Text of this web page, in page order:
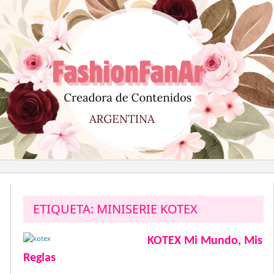
al
contenido
ETIQUETA: MINISERIE KOTEX
KOTEX Mi Mundo, Mis
Reglas